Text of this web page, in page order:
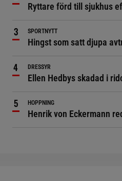
Ryttare förd till sjukhus
SPORTNYTT
Hingst som satt djupa
DRESSYR
Ellen Hedbys skadad i
HOPPNING
Henrik von Eckermann